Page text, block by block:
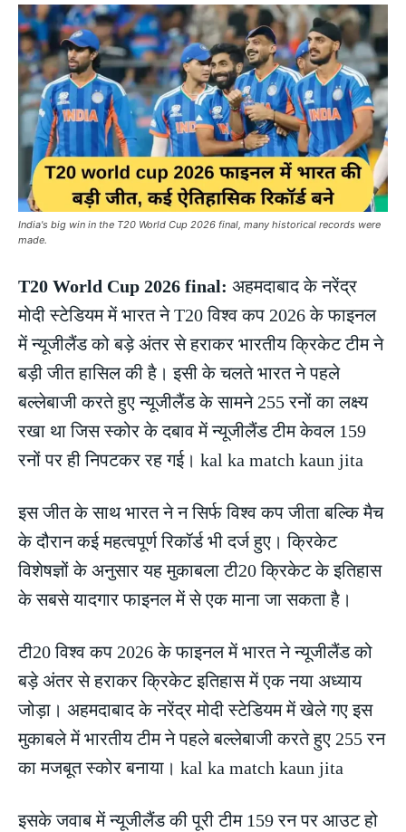
India's big win in the T20 World Cup 2026 final, many historical records were
made.
T20 World Cup 2026 final: अहमदाबाद के नरेंद्र
मोदी स्टेडियम में भारत ने T20 विश्व कप 2026 के फाइनल
में न्यूजीलैंड को बड़े अंतर से हराकर भारतीय क्रिकेट टीम ने
बड़ी जीत हासिल की है। इसी के चलते भारत ने पहले
बल्लेबाजी करते हुए न्यूजीलैंड के सामने 255 रनों का लक्ष्य
रखा था जिस स्कोर के दबाव में न्यूजीलैंड टीम केवल 159
रनों पर ही निपटकर रह गई। kal ka match kaun jita
इस जीत के साथ भारत ने न सिर्फ विश्व कप जीता बल्कि मैच
के दौरान कई महत्वपूर्ण रिकॉर्ड भी दर्ज हुए। क्रिकेट
विशेषज्ञों के अनुसार यह मुकाबला टी20 क्रिकेट के इतिहास
के सबसे यादगार फाइनल में से एक माना जा सकता है।
टी20 विश्व कप 2026 के फाइनल में भारत ने न्यूजीलैंड को
बड़े अंतर से हराकर क्रिकेट इतिहास में एक नया अध्याय
जोड़ा। अहमदाबाद के नरेंद्र मोदी स्टेडियम में खेले गए इस
मुकाबले में भारतीय टीम ने पहले बल्लेबाजी करते हुए 255 रन
का मजबूत स्कोर बनाया। kal ka match kaun jita
इसके जवाब में न्यूजीलैंड की पूरी टीम 159 रन पर आउट हो